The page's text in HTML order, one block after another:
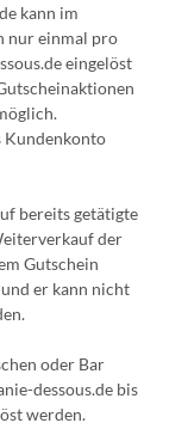
kann im
nur einmal pro
eingelöst
Kundenkonto
bereits getätigte
der
Gutschein
er kann nicht
oder Bar
dessous.de bis
werden.